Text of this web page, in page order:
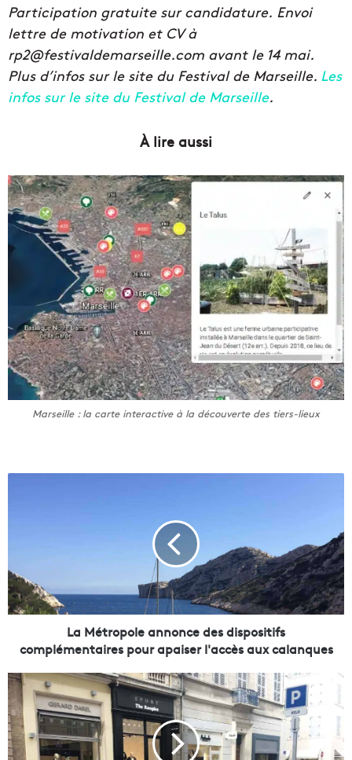
Participation gratuite sur candidature. Envoi
lettre de motivation et CV à
rp2@festivaldemarseille.com avant le 14 mai.
Plus d’infos sur le site du Festival de Marseille. Les
infos sur le site du Festival de Marseille.
À lire aussi
Marseille : la carte interactive à la découverte des tiers-lieux
o
p
o
n
n
o
n
c
La Métropole annonce des dispositifs
complémentaires pour apaiser l'accès aux calanques
C
o
u
p
d